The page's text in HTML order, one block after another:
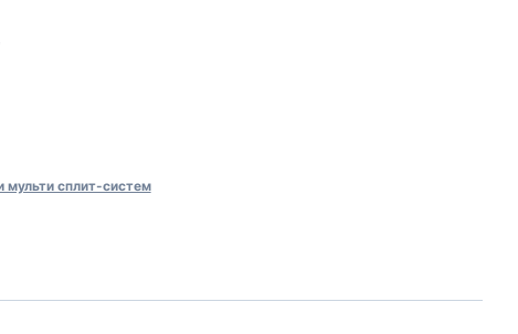
мульти сплит-систем